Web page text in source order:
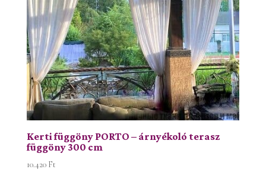
Kerti függöny PORTO – árnyékoló terasz
függöny 300 cm
10.420 Ft